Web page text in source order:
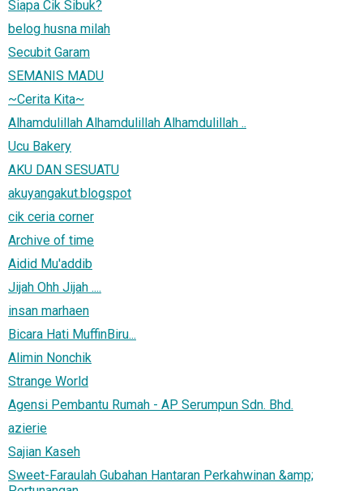
Siapa Cik Sibuk?
belog husna milah
Secubit Garam
SEMANIS MADU
~Cerita Kita~
Alhamdulillah Alhamdulillah Alhamdulillah ..
Ucu Bakery
AKU DAN SESUATU
akuyangakut.blogspot
cik ceria corner
Archive of time
Aidid Mu'addib
Jijah Ohh Jijah ....
insan marhaen
Bicara Hati MuffinBiru...
Alimin Nonchik
Strange World
Agensi Pembantu Rumah - AP Serumpun Sdn. Bhd.
azierie
Sajian Kaseh
Sweet-Faraulah Gubahan Hantaran Perkahwinan &amp;